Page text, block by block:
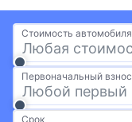
Стоимость автомобиля
Первоначальный взнос
Срок